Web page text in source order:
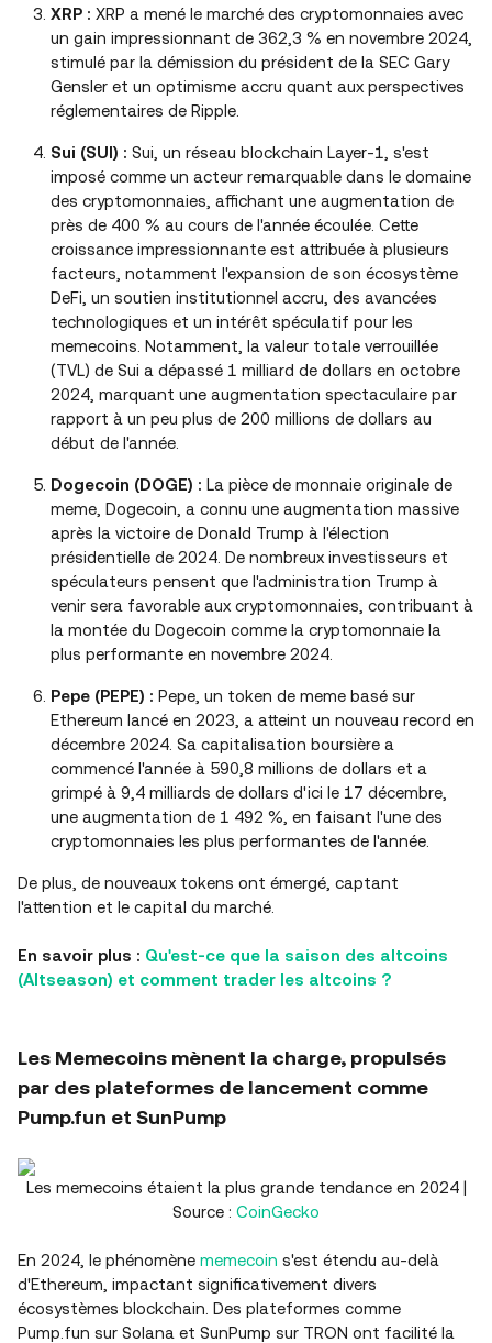
XRP : XRP a mené le marché des cryptomonnaies avec
un gain impressionnant de 362,3 % en novembre 2024,
stimulé par la démission du président de la SEC Gary
Gensler et un optimisme accru quant aux perspectives
réglementaires de Ripple.
Sui (SUI) : Sui, un réseau blockchain Layer-1, s'est
imposé comme un acteur remarquable dans le domaine
des cryptomonnaies, affichant une augmentation de
près de 400 % au cours de l'année écoulée. Cette
croissance impressionnante est attribuée à plusieurs
facteurs, notamment l'expansion de son écosystème
DeFi, un soutien institutionnel accru, des avancées
technologiques et un intérêt spéculatif pour les
memecoins. Notamment, la valeur totale verrouillée
(TVL) de Sui a dépassé 1 milliard de dollars en octobre
2024, marquant une augmentation spectaculaire par
rapport à un peu plus de 200 millions de dollars au
début de l'année.
Dogecoin (DOGE) : La pièce de monnaie originale de
meme, Dogecoin, a connu une augmentation massive
après la victoire de Donald Trump à l'élection
présidentielle de 2024. De nombreux investisseurs et
spéculateurs pensent que l'administration Trump à
venir sera favorable aux cryptomonnaies, contribuant à
la montée du Dogecoin comme la cryptomonnaie la
plus performante en novembre 2024.
Pepe (PEPE) : Pepe, un token de meme basé sur
Ethereum lancé en 2023, a atteint un nouveau record en
décembre 2024. Sa capitalisation boursière a
commencé l'année à 590,8 millions de dollars et a
grimpé à 9,4 milliards de dollars d'ici le 17 décembre,
une augmentation de 1 492 %, en faisant l'une des
cryptomonnaies les plus performantes de l'année.
De plus, de nouveaux tokens ont émergé, captant
l'attention et le capital du marché.
En savoir plus : Qu'est-ce que la saison des altcoins
(Altseason) et comment trader les altcoins ?
Les Memecoins mènent la charge, propulsés
par des plateformes de lancement comme
Pump.fun et SunPump
Les memecoins étaient la plus grande tendance en 2024 |
Source : CoinGecko
En 2024, le phénomène memecoin s'est étendu au-delà
d'Ethereum, impactant significativement divers
écosystèmes blockchain. Des plateformes comme
Pump.fun sur Solana et SunPump sur TRON ont facilité la